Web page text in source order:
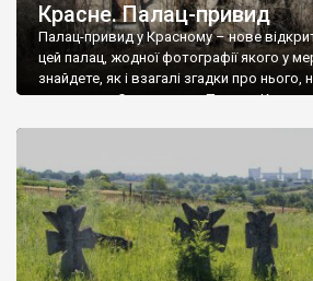
Красне. Палац-привид
Палац-привид у Красному – нове
цей палац, жодної фотографії якого у
знайдете, як і взагалі згадки про нього,
мешканець Самгородка. Палац у